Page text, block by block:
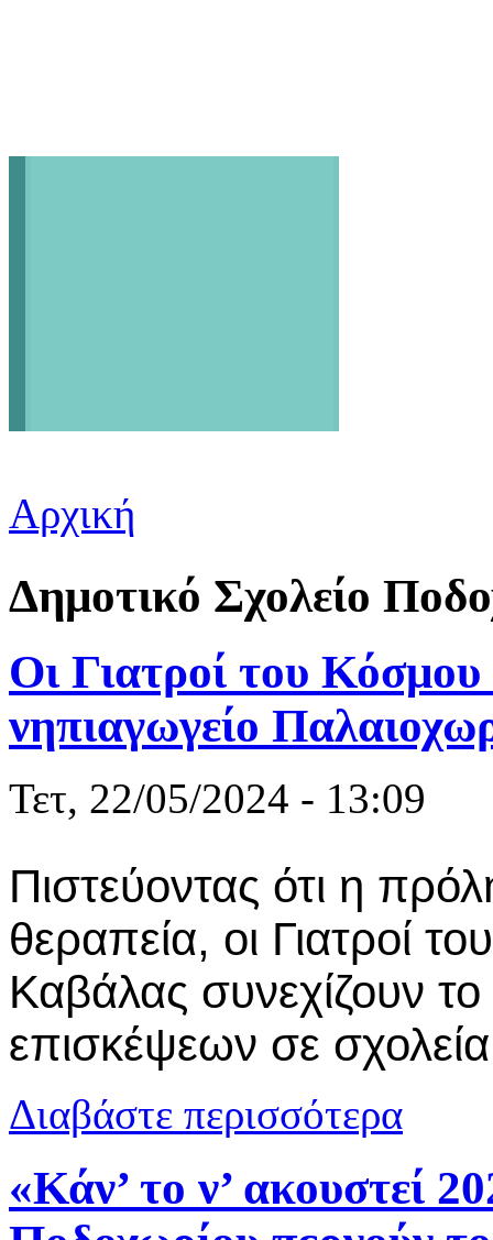
Είστε εδώ
Αρχική
Δημοτικό Σχολείο
Οι Γιατροί του
νηπιαγωγείο
Τετ, 22/05/2024 - 13:09
Πιστεύοντας ότι η
θεραπεία, οι Γιατροί
Καβάλας συνεχίζουν
επισκέψεων σε
Διαβάστε περισσότερα
«Κάν’ το ν’ ακουστεί